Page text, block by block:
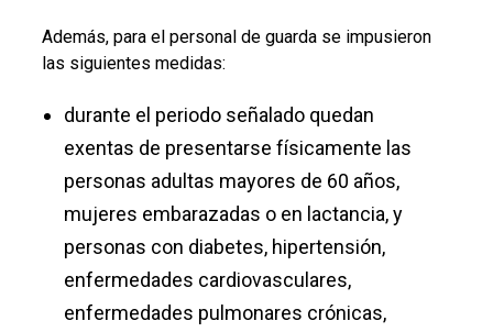
Además, para el personal de guarda se impusieron
las siguientes medidas:
durante el periodo señalado quedan
exentas de presentarse físicamente las
personas adultas mayores de 60 años,
mujeres embarazadas o en lactancia, y
personas con diabetes, hipertensión,
enfermedades cardiovasculares,
enfermedades pulmonares crónicas,